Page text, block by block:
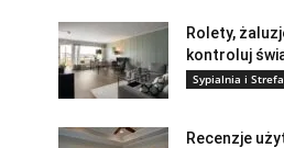
Rolety,
kontroluj
Sypialnia i
Recenzje